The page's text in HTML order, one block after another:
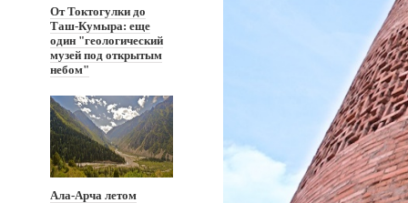
От Токтогулки до
Таш-Кумыра: еще
один "геологический
музей под открытым
небом"
Ала-Арча летом